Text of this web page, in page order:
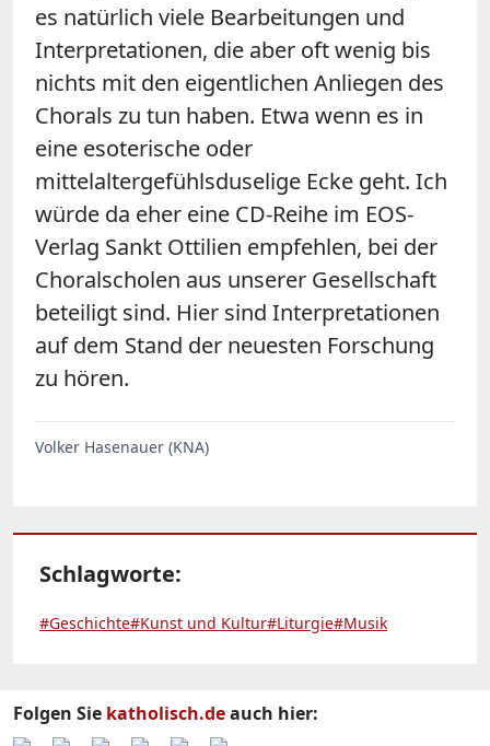
es natürlich viele Bearbeitungen und
Interpretationen, die aber oft wenig bis
nichts mit den eigentlichen Anliegen des
Chorals zu tun haben. Etwa wenn es in
eine esoterische oder
mittelaltergefühlsduselige Ecke geht. Ich
würde da eher eine CD-Reihe im EOS-
Verlag Sankt Ottilien empfehlen, bei der
Choralscholen aus unserer Gesellschaft
beteiligt sind. Hier sind Interpretationen
auf dem Stand der neuesten Forschung
zu hören.
Volker Hasenauer (KNA)
Schlagworte:
#Geschichte#Kunst und Kultur#Liturgie#Musik
Folgen Sie katholisch.deauch hier: